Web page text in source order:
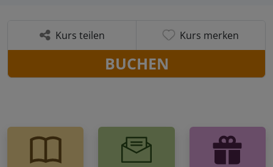
Kurs teilen Kurs merken
BUCHEN